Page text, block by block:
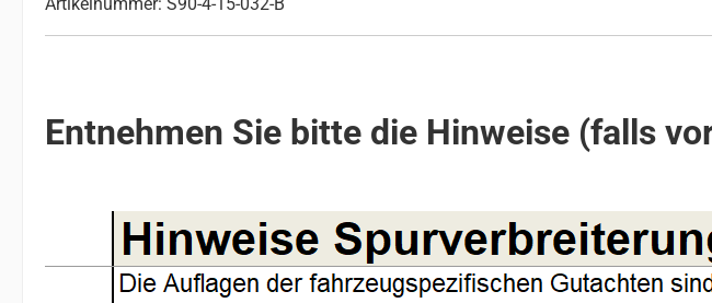
Entnehmen Sie bitte die Hinweise (falls